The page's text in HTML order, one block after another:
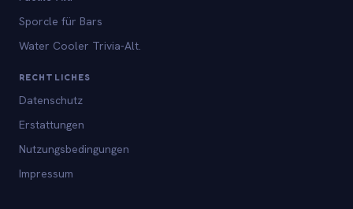
Sporcle für Bars
Water Cooler Trivia-Alt.
RECHTLICHES
Datenschutz
Erstattungen
Nutzungsbedingungen
Impressum